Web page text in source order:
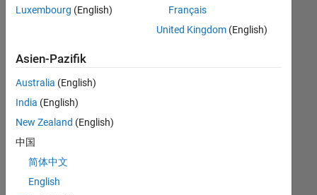
noch
offenen
finden
können,
die
Qualifikationen
entsprechen,
werden
Luxembourg (English)
Français
United Kingdom(English)
Asien-Pazifik
Australia (English)
India (English)
New Zealand (English)
中国
简体中文
English